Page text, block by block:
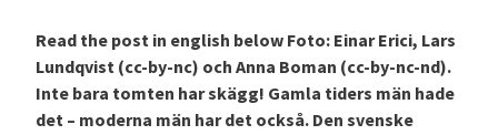
Read the post in english below Foto: Einar Erici, Lars
Lundqvist (cc-by-nc) och Anna Boman (cc-by-nc-nd).
Inte bara tomten har skägg! Gamla tiders män hade
det – moderna män har det också. Den svenske